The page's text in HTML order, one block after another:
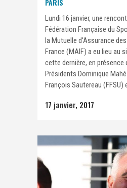
PARIS
Lundi 16 janvier, une
Fédération Française du
la Mutuelle d'Assurance
France (MAIF) a eu lieu au
cette dernière, en présence
Présidents Dominique
François Sautereau (FFSU)
17 janvier, 2017